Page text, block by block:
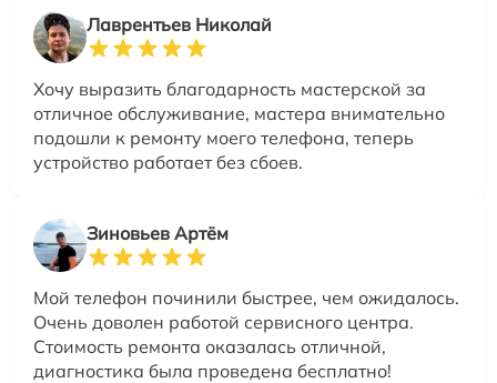
Лаврентьев Николай
Хочу выразить благодарность мастерской за
отличное обслуживание, мастера внимательно
подошли к ремонту моего телефона, теперь
устройство работает без сбоев.
Зиновьев Артём
Мой телефон починили быстрее, чем ожидалось.
Очень доволен работой сервисного центра.
Стоимость ремонта оказалась отличной,
диагностика была проведена бесплатно!